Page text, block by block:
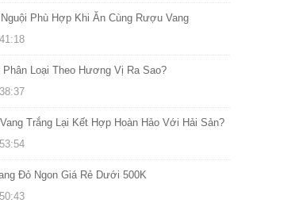
Phù Hợp Khi Ăn Cùng Rượu Vang
Loại Theo Hương Vị Ra Sao?
Trắng Lại Kết Hợp Hoàn Hảo Với Hải Sản?
Đỏ Ngon Giá Rẻ Dưới 500K